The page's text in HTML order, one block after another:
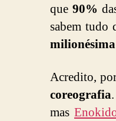
que90%
sabem tudo
Acredito,
coreografia
mas